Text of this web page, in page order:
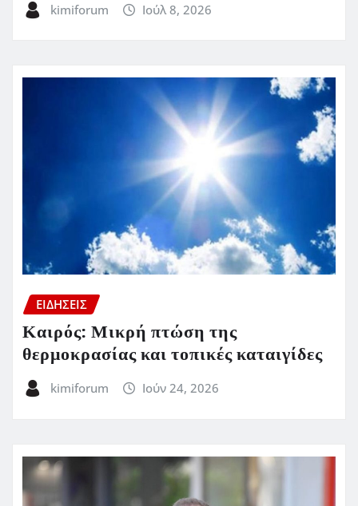
kimiforum Ιούλ 8, 2026
ΕΙΔΗΣΕΙΣ
Καιρός: Μικρή πτώση της
θερμοκρασίας και τοπικές καταιγίδες
kimiforum Ιούν 24, 2026